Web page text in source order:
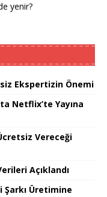
yenir?
Ekspertizin Önemi
Netflix’te Yayına
Vereceği
Açıklandı
Şarkı Üretimine